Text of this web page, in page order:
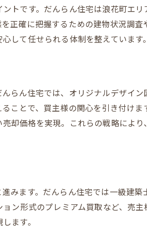
客力を最大化する方法
売却成功を後押し
却につなげるポイント
学ぶ成功の秘訣
避が重要
い注意点と準備
却時の比較ポイント
敗回避に役立つ理由
めの重要チェック項目
トです。だんらん住宅は浪花町エ
正確に把握するための建物状況調
して任せられる体制を整えています。
らん住宅では、オリジナルデザイ
ことで、買主様の関心を引き付け
却価格を実現。これらの戦略によ
みます。だんらん住宅では一級建
ン形式のプレミアム買取など、売
ます。